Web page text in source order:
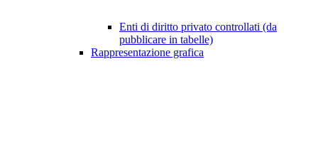
Enti di diritto privato controllati (da
pubblicare in tabelle)
Rappresentazione grafica